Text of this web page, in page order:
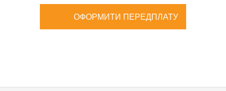
ОФОРМИТИ ПЕРЕДПЛАТУ